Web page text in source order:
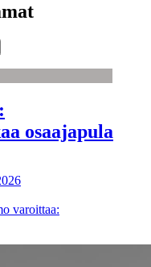
osaajapula
varoittaa: